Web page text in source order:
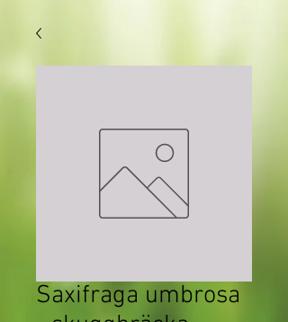
Saxifraga umbrosa